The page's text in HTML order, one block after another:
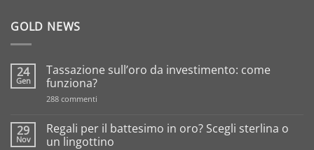
GOLD NEWS
24
Gen
Tassazione sull’oro da investimento: come
funziona?
288 commenti
da
investimento:
come
29
Nov
Regali per il battesimo in oro? Scegli sterlina o
un lingottino